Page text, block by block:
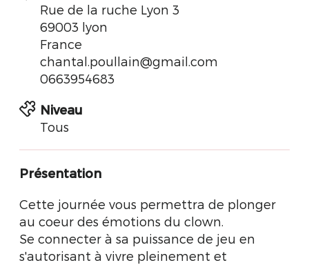
Rue de la ruche Lyon 3
69003 lyon
France
chantal.poullain@gmail.com
0663954683
Niveau
Tous
Présentation
Cette journée vous permettra de plonger
au coeur des émotions du clown.
Se connecter à sa puissance de jeu en
s'autorisant à vivre pleinement et